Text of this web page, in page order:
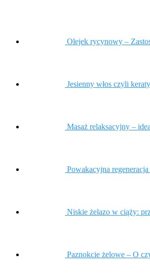
Olejek rycynowy –
Jesienny włos czyli
Masaż relaksacyjny –
Powakacyjna
Niskie żelazo w ciąży:
Paznokcie żelowe – O